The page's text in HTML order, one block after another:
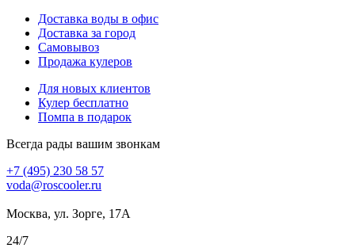
Доставка воды в офис
Доставка за город
Самовывоз
Продажа кулеров
Для новых клиентов
Кулер бесплатно
Помпа в подарок
Всегда рады вашим звонкам
+7 (495) 230 58 57
voda@roscooler.ru
Москва, ул. Зорге, 17А
24/7